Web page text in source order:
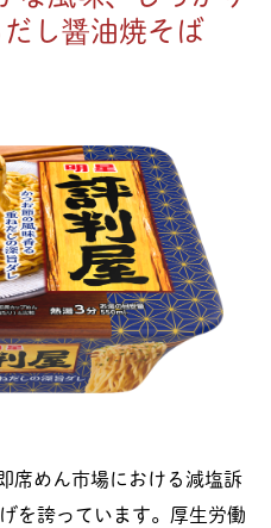
し醤油焼そば
席めん市場における減塩訴
を誇っています。厚生労働